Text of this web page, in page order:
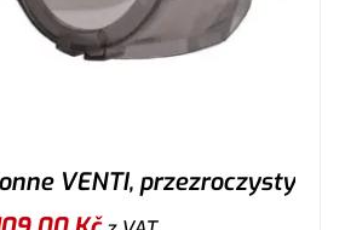
VENTI, przezroczysty